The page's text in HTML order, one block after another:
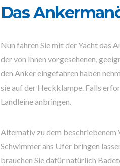
Das
Nun fahren Sie mit der Yacht das
der von Ihnen vorgesehenen,
den Anker eingefahren haben
sie auf der Heckklampe. Falls
Landleine anbringen.
Alternativ zu dem beschriebenem
Schwimmer ans Ufer bringen
brauchen Sie dafür natürlich